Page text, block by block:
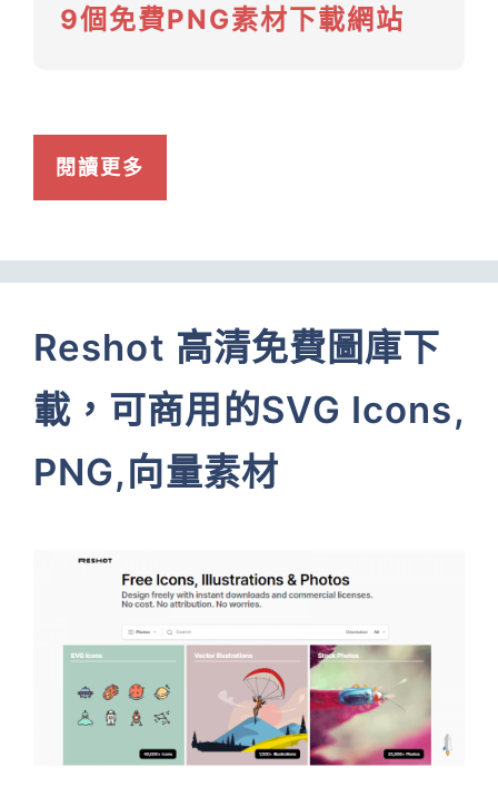
9個免費PNG素材下載網站
閱讀更多
Reshot 高清免費圖庫下
載，可商用的SVG Icons,
PNG,向量素材